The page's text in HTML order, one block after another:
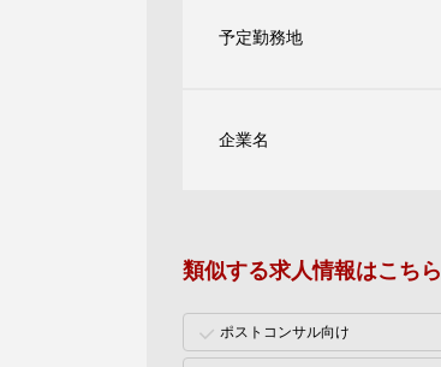
予定勤務地
企業名
類似する求人情報はこちら
ポストコンサル向け